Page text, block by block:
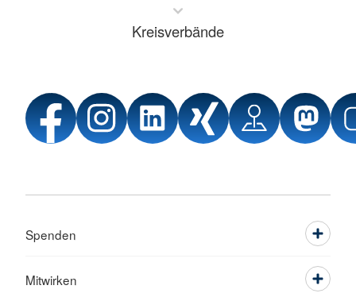
Kreisverbände
Spenden
Mitwirken